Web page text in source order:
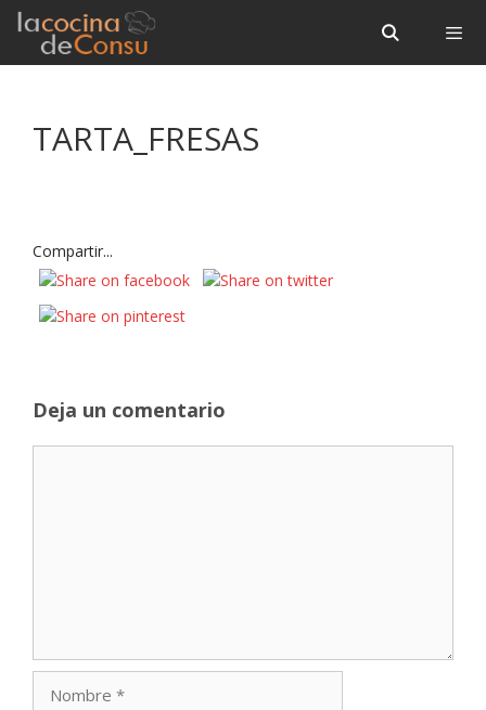
Saltar
contenido
Saltar
contenido
TARTA_FRESAS
Compartir...
Deja un comentario